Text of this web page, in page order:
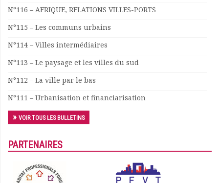
N°116 – AFRIQUE, RELATIONS VILLES-PORTS
N°115 – Les communs urbains
N°114 – Villes intermédiaires
N°113 – Le paysage et les villes du sud
N°112 – La ville par le bas
N°111 – Urbanisation et financiarisation
VOIR TOUS LES BULLETINS
PARTENAIRES